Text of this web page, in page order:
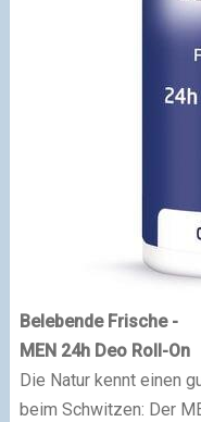
Belebende Frische -
MEN 24h Deo Roll-On
Die Natur kennt einen
beim Schwitzen: Der